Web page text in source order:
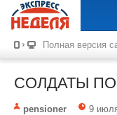
Полная версия
СОЛДАТЫ
pensioner 9